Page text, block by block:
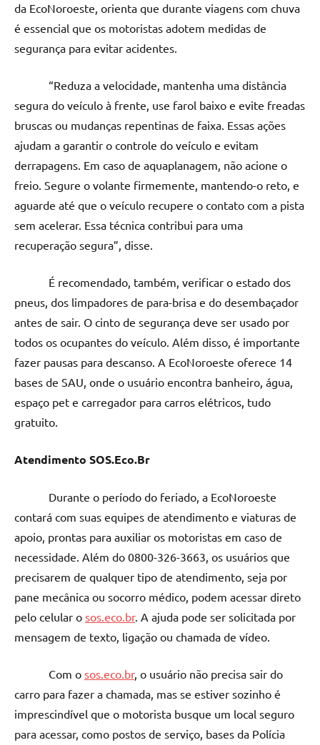
da EcoNoroeste, orienta que durante viagens com chuva
é essencial que os motoristas adotem medidas de
segurança para evitar acidentes.
“Reduza a velocidade, mantenha uma distância
segura do veículo à frente, use farol baixo e evite freadas
bruscas ou mudanças repentinas de faixa. Essas ações
ajudam a garantir o controle do veículo e evitam
derrapagens. Em caso de aquaplanagem, não acione o
freio. Segure o volante firmemente, mantendo-o reto, e
aguarde até que o veículo recupere o contato com a pista
sem acelerar. Essa técnica contribui para uma
recuperação segura”, disse.
É recomendado, também, verificar o estado dos
pneus, dos limpadores de para-brisa e do desembaçador
antes de sair. O cinto de segurança deve ser usado por
todos os ocupantes do veículo. Além disso, é importante
fazer pausas para descanso. A EcoNoroeste oferece 14
bases de SAU, onde o usuário encontra banheiro, água,
espaço pet e carregador para carros elétricos, tudo
gratuito.
Atendimento SOS.Eco.Br
Durante o período do feriado, a EcoNoroeste
contará com suas equipes de atendimento e viaturas de
apoio, prontas para auxiliar os motoristas em caso de
necessidade. Além do 0800-326-3663, os usuários que
precisarem de qualquer tipo de atendimento, seja por
pane mecânica ou socorro médico, podem acessar direto
pelo celular o sos.eco.br. A ajuda pode ser solicitada por
mensagem de texto, ligação ou chamada de vídeo.
Com o sos.eco.br, o usuário não precisa sair do
carro para fazer a chamada, mas se estiver sozinho é
imprescindível que o motorista busque um local seguro
para acessar, como postos de serviço, bases da Polícia